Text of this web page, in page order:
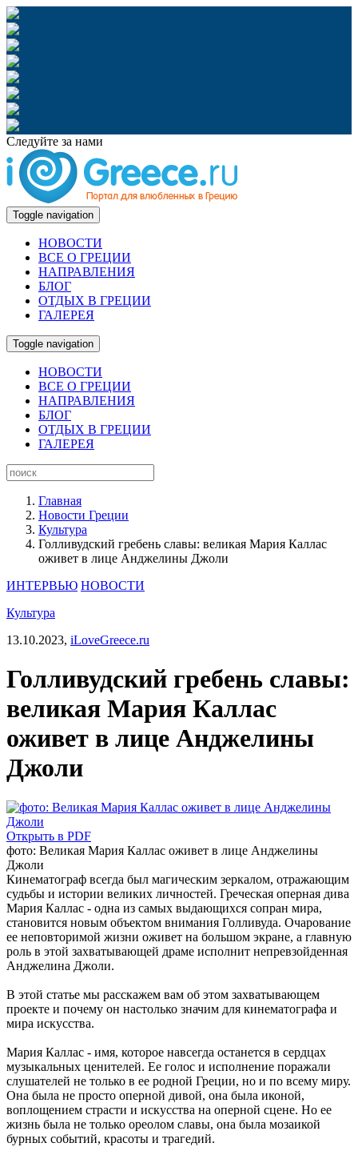
Следуйте за нами
Toggle navigation
НОВОСТИ
ВСЕ О ГРЕЦИИ
НАПРАВЛЕНИЯ
БЛОГ
ОТДЫХ В ГРЕЦИИ
ГАЛЕРЕЯ
Toggle navigation
НОВОСТИ
ВСЕ О ГРЕЦИИ
НАПРАВЛЕНИЯ
БЛОГ
ОТДЫХ В ГРЕЦИИ
ГАЛЕРЕЯ
Главная
Новости Греции
Культура
Голливудский гребень славы: великая Мария Каллас
оживет в лице Анджелины Джоли
ИНТЕРВЬЮ НОВОСТИ
Культура
13.10.2023, iLoveGreece.ru
Голливудский гребень славы:
великая Мария Каллас
оживет в лице Анджелины
Джоли
Открыть в PDF
фото: Великая Мария Каллас оживет в лице Анджелины
Джоли
Кинематограф всегда был магическим зеркалом, отражающим
судьбы и истории великих личностей. Греческая оперная дива
Мария Каллас - одна из самых выдающихся сопран мира,
становится новым объектом внимания Голливуда. Очарование
ее неповторимой жизни оживет на большом экране, а главную
роль в этой захватывающей драме исполнит непревзойденная
Анджелина Джоли.
В этой статье мы расскажем вам об этом захватывающем
проекте и почему он настолько значим для кинематографа и
мира искусства.
Мария Каллас - имя, которое навсегда останется в сердцах
музыкальных ценителей. Ее голос и исполнение поражали
слушателей не только в ее родной Греции, но и по всему миру.
Она была не просто оперной дивой, она была иконой,
воплощением страсти и искусства на оперной сцене. Но ее
жизнь была не только ореолом славы, она была мозаикой
бурных событий, красоты и трагедий.